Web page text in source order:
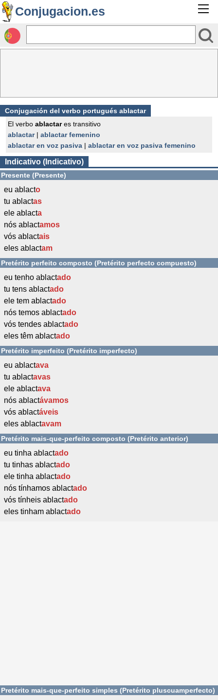
Conjugacion.es
Conjugación del verbo portugués ablactar
El verbo ablactares transitivo
ablactar| ablactar femenino
ablactar en voz pasiva | ablactar en voz pasiva femenino
Indicativo (Indicativo)
Presente (Presente)
eu ablacto
tu ablactas
ele ablacta
nós ablactamos
vós ablactais
eles ablactam
Pretérito perfeito composto (Pretérito perfecto compuesto)
eu tenho ablactado
tu tens ablactado
ele tem ablactado
nós temos ablactado
vós tendes ablactado
eles têm ablactado
Pretérito imperfeito (Pretérito imperfecto)
eu ablactava
tu ablactavas
ele ablactava
nós ablactávamos
vós ablactáveis
eles ablactavam
Pretérito mais-que-perfeito composto (Pretérito anterior)
eu tinha ablactado
tu tinhas ablactado
ele tinha ablactado
nós tínhamos ablactado
vós tínheis ablactado
eles tinham ablactado
Pretérito mais-que-perfeito simples (Pretérito pluscuamperfecto)